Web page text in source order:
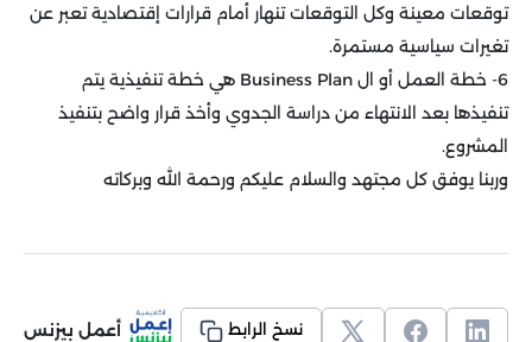
توقعات معينة وكل التوقعات تنهار أمام قرارات إقتصادية تعبر عن
تغيرات سياسية مستمرة.
6- خطة العمل أو ال
Business Plan هي خطة تنفيذية يتم
تنفيذها بعد الانتهاء من دراسة الجدوي وأخذ قرار واضح بتنفيذ
المشروع.
وربنا يوفق كل مجتهد والسلام عليكم ورحمة الله وبركاته
نسخ الرابط أعمل بيزنس